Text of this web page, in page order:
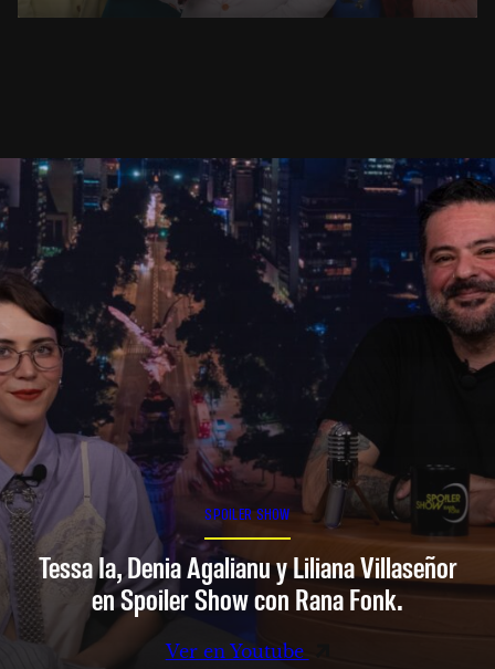
SPOILER SHOW
Tessa Ia, Denia Agalianu y Liliana Villaseñor
en Spoiler Show con Rana Fonk.
Ver en Youtube